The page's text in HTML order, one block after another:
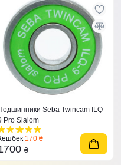
Seba Twincam ILQ-
Pro Slalom
170 ₴
₴